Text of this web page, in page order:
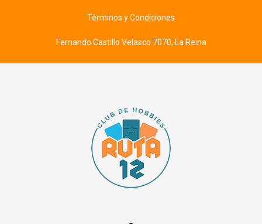
Términos y Condiciones
Fernando Castillo Velasco 7070, La Reina